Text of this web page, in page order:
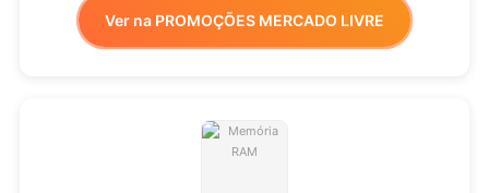
Ver na PROMOÇÕES MERCADO LIVRE